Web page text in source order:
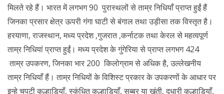
मिलते रहे हैं। भारत में लगभग 90 पुरास्थलों से ताम्र निधियाँ प्राप्त हुईं हैं
जिनका प्रसार क्षेत्र ऊपरी गंगा घाटी से बंगाल तथा उड़ीसा तक विस्तृत है।
हरयाणा, राजस्थान, मध्य प्रदेश ,गुजरात ,कर्नाटक तथा केरल से महत्वपूर्ण
ताम्र निधियां प्राप्त हुईं। मध्य प्रदेश के गुंगेरिया से प्राप्त लगभग 424
ताम्र उपकरण, जिनका भार 200 किलोग्राम से अधिक है, उल्लेखनीय
ताम्र निधियाँ हैं। ताम्र निधियों के विशिस्ट प्रकार के उपकरणों के आधार पर
इन्हे चपटी कुल्हाड़ियाँ, स्कंधित कुल्हाड़ियाँ, सब्बर या खंती, दुधारी कुल्हाड़ियाँ,